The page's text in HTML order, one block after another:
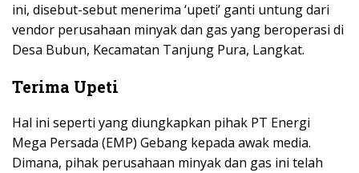
ini, disebut-sebut menerima ‘upeti’ ganti untung dari
vendor perusahaan minyak dan gas yang beroperasi di
Desa Bubun, Kecamatan Tanjung Pura, Langkat.
Terima Upeti
Hal ini seperti yang diungkapkan pihak PT Energi
Mega Persada (EMP) Gebang kepada awak media.
Dimana, pihak perusahaan minyak dan gas ini telah